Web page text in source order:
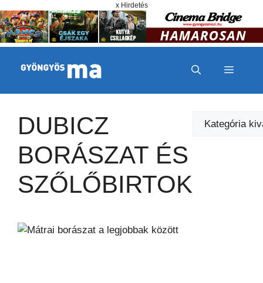
x Hirdetés
MENÜ
DUBICZ
BORÁSZAT ÉS
SZŐLŐBIRTOK
Kategóriák